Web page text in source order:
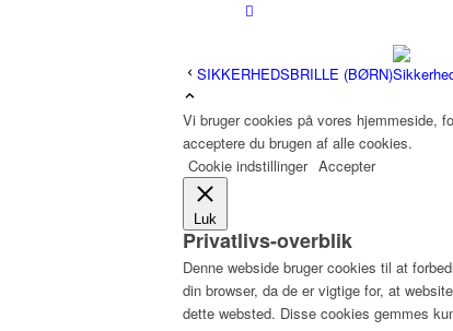
SIKKERHEDSBRILLE (BØRN)
Vi bruger cookies på vores hjemmeside,
acceptere du brugen af alle cookies.
Cookie indstillinger Accepter
Luk
Privatlivs-overblik
Denne webside bruger cookies til at
din browser, da de er vigtige for, at
dette websted. Disse cookies gemmes